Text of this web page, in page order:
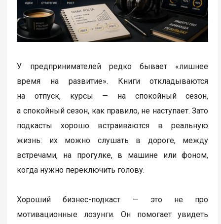
У предпринимателей редко бывает «лишнее
время на развитие». Книги откладываются
на отпуск, курсы — на спокойный сезон,
а спокойный сезон, как правило, не наступает. Зато
подкасты хорошо встраиваются в реальную
жизнь: их можно слушать в дороге, между
встречами, на прогулке, в машине или фоном,
когда нужно переключить голову.
Хороший бизнес-подкаст — это не про
мотивационные лозунги. Он помогает увидеть